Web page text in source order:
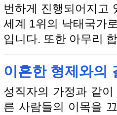
번하게 진행되어지고
세계 1위의 낙태국가
입니다. 또한 아무리
이혼한 형제와의
성직자의 가정과 같
른 사람들의 이목을